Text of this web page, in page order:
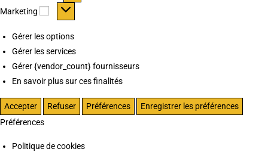
Marketing Marketing
Gérer les options
Gérer les services
Gérer {vendor_count} fournisseurs
En savoir plus sur ces finalités
Accepter Refuser Préférences
Enregistrer les préférences
Préférences
Politique de cookies